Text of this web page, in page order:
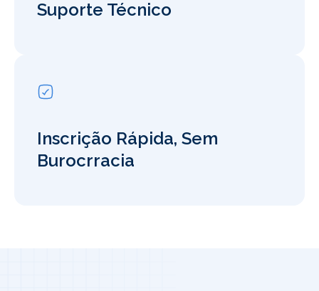
Suporte Técnico
Inscrição Rápida, Sem
Burocrracia